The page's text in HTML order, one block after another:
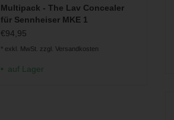
Multipack - The Lav Concealer
für Sennheiser MKE 1
€94,95
* exkl. MwSt. zzgl. Versandkosten
auf Lager